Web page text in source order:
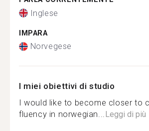
Inglese
IMPARA
Norvegese
I miei obiettivi di studio
I would like to become closer to
fluency in norwegian...Leggi di più